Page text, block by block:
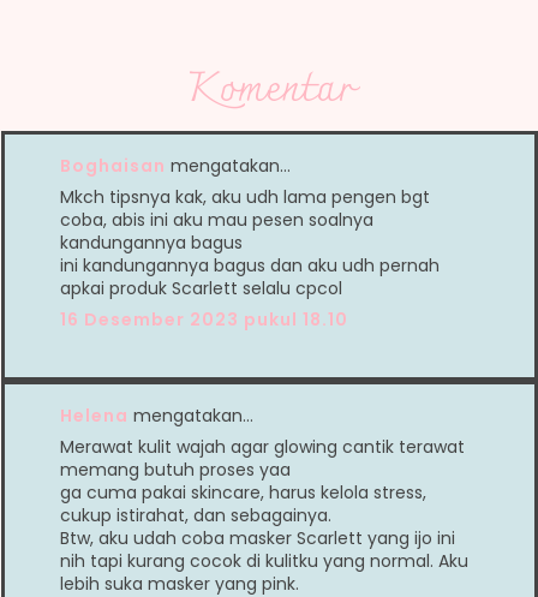
Komentar
Boghaisan mengatakan…
Mkch tipsnya kak, aku udh lama pengen bgt
coba, abis ini aku mau pesen soalnya
kandungannya bagus
ini kandungannya bagus dan aku udh pernah
apkai produk Scarlett selalu cpcol
16 Desember 2023 pukul 18.10
Helena mengatakan…
Merawat kulit wajah agar glowing cantik terawat
memang butuh proses yaa
ga cuma pakai skincare, harus kelola stress,
cukup istirahat, dan sebagainya.
Btw, aku udah coba masker Scarlett yang ijo ini
nih tapi kurang cocok di kulitku yang normal. Aku
lebih suka masker yang pink.